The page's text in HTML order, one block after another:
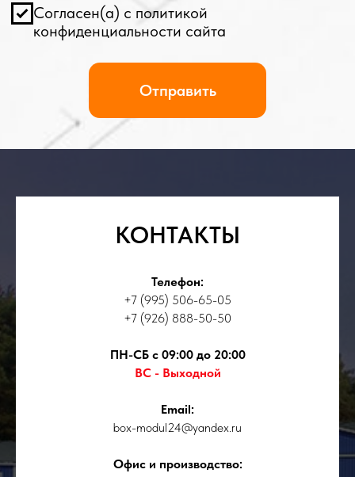
КОНТАКТЫ
Телефон:
+7 (995) 506-65-05
+7 (926) 888-50-50
ПН-СБ с 09:00 до 20:00
ВС - Выходной
Email:
box-modul24@yandex.ru
Офис и производство: